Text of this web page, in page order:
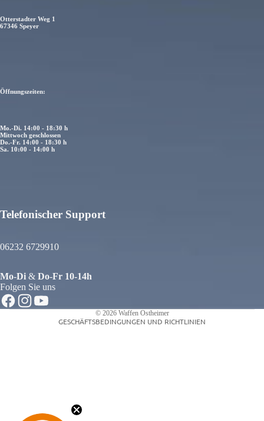
Otterstadter Weg 1
67346 Speyer
Öffnungszeiten:
Mo.-Di. 14:00 - 18:30 h
Mittwoch geschlossen
Do.-Fr. 14:00 - 18:30 h
Sa. 10:00 - 14:00 h
Telefonischer Support
06232 6729910
Mo-Di & Do-Fr 10-14h
Folgen Sie uns
© 2026 Waffen Ostheimer
GESCHÄFTSBEDINGUNGEN UND RICHTLINIEN